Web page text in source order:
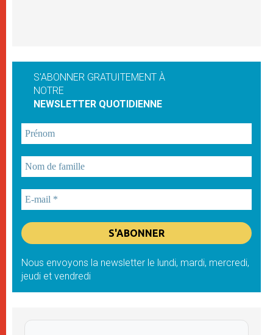
S'ABONNER GRATUITEMENT À
NOTRE
NEWSLETTER QUOTIDIENNE
Nous envoyons la newsletter le lundi, mardi, mercredi,
jeudi et vendredi